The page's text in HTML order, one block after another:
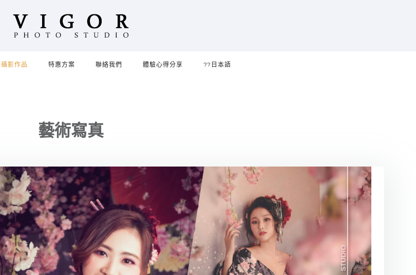
攝影作品 特惠方案 聯絡我們 體驗心得分享 ??日本語
藝術寫真